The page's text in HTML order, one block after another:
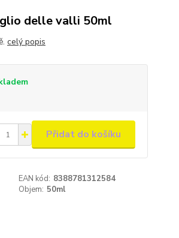
delle valli 50ml
celý popis
Přidat do košíku
EAN kód: 8388781312584
Objem: 50ml